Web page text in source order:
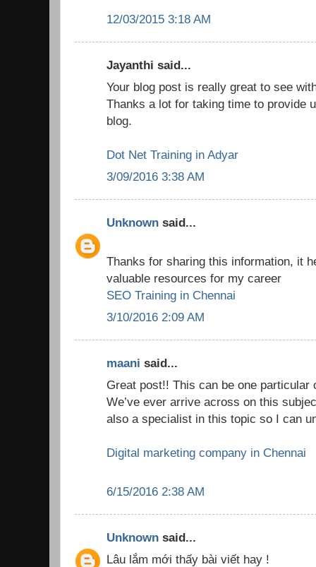
12/03/2015 3:18 AM
Jayanthi said...
Your blog post is really great to see
Thanks a lot for taking time to provide
blog.
Dot Net Training in Adyar
3/09/2016 3:38 AM
Unknown said...
Thanks for sharing this information, it
valuable resources for my career
SEO Training in Chennai
3/10/2016 2:09 AM
maani said...
Great post!! This can be one particular
We’ve ever arrive across on this
also a specialist in this topic so I can
Digital marketing company in Chennai
6/15/2016 2:38 AM
Unknown said...
Lâu lắm mới thấy bài viết hay !